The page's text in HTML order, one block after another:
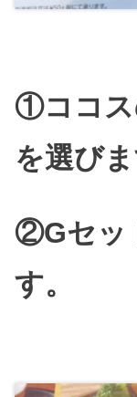
①ココス
を選びま
②Gセッ
す。